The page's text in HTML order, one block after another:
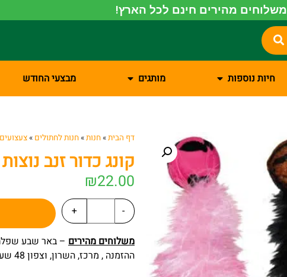
משלוחים מהירים חינם לכל הארץ!
חיות נוספות מותגים מבצעי החודש
דף הבית»חנות»חנות לחתולים »
קונג כדור זנב
₪22.00
-
+
משלוחים מהירים
ההזמנה , מרכז, השרון, וצפון 48 שעות מרגע ההזמנה.